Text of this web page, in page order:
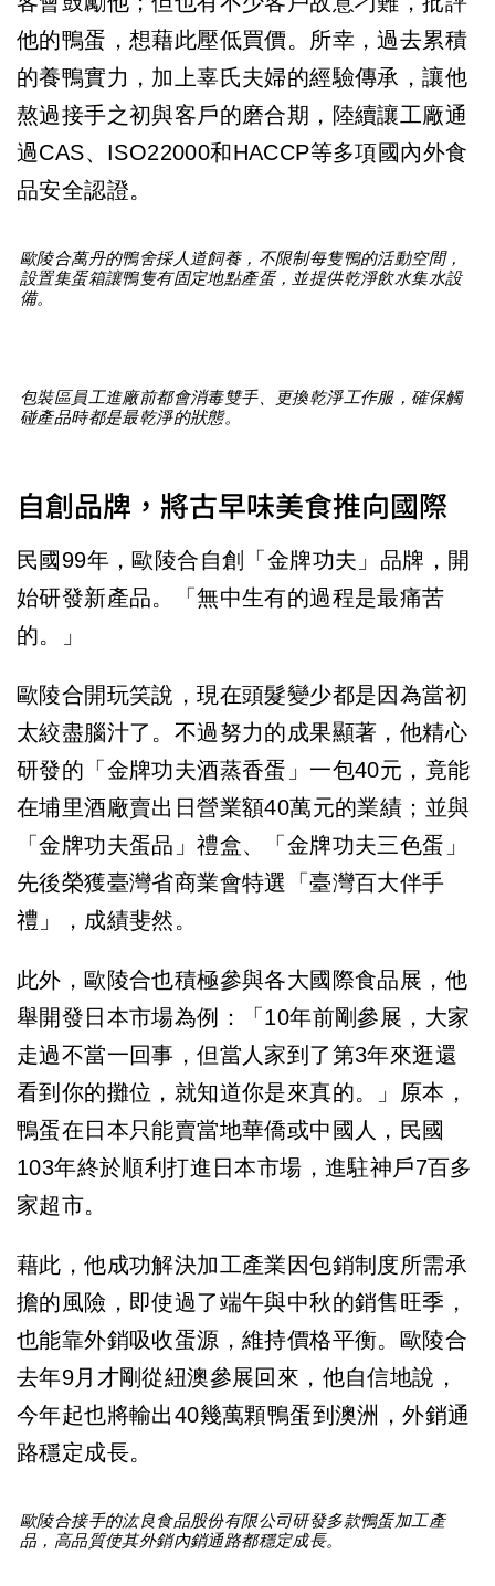
他的鴨蛋，想藉此壓低買價。所幸，過去累積
的養鴨實力，加上辜氏夫婦的經驗傳承，讓他
熬過接手之初與客戶的磨合期，陸續讓工廠通
過CAS、ISO22000和HACCP等多項國內外食
品安全認證。
歐陵合萬丹的鴨舍採人道飼養，不限制每隻鴨的活動空間，
設置集蛋箱讓鴨隻有固定地點產蛋，並提供乾淨飲水集水設
備。
包裝區員工進廠前都會消毒雙手、更換乾淨工作服，確保觸
碰產品時都是最乾淨的狀態。
自創品牌，將古早味美食推向國際
民國99年，歐陵合自創「金牌功夫」品牌，開
始研發新產品。「無中生有的過程是最痛苦
的。」
歐陵合開玩笑說，現在頭髮變少都是因為當初
太絞盡腦汁了。不過努力的成果顯著，他精心
研發的「金牌功夫酒蒸香蛋」一包40元，竟能
在埔里酒廠賣出日營業額40萬元的業績；並與
「金牌功夫蛋品」禮盒、「金牌功夫三色蛋」
先後榮獲臺灣省商業會特選「臺灣百大伴手
禮」，成績斐然。
此外，歐陵合也積極參與各大國際食品展，他
舉開發日本市場為例：「10年前剛參展，大家
走過不當一回事，但當人家到了第3年來逛還
看到你的攤位，就知道你是來真的。」原本，
鴨蛋在日本只能賣當地華僑或中國人，民國
103年終於順利打進日本市場，進駐神戶7百多
家超市。
藉此，他成功解決加工產業因包銷制度所需承
擔的風險，即使過了端午與中秋的銷售旺季，
也能靠外銷吸收蛋源，維持價格平衡。歐陵合
去年9月才剛從紐澳參展回來，他自信地說，
今年起也將輸出40幾萬顆鴨蛋到澳洲，外銷通
路穩定成長。
歐陵合接手的汯良食品股份有限公司研發多款鴨蛋加工產
品，高品質使其外銷內銷通路都穩定成長。